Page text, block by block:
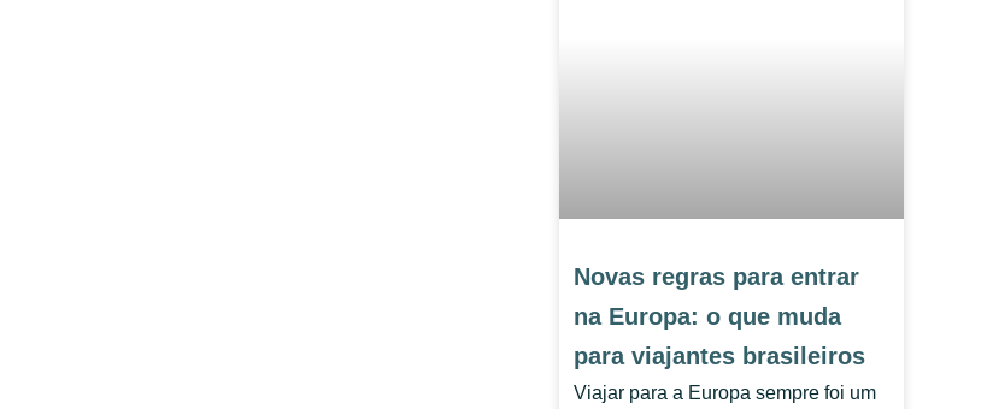
Novas regras para entrar
na Europa: o que muda
para viajantes brasileiros
Viajar para a Europa sempre foi um